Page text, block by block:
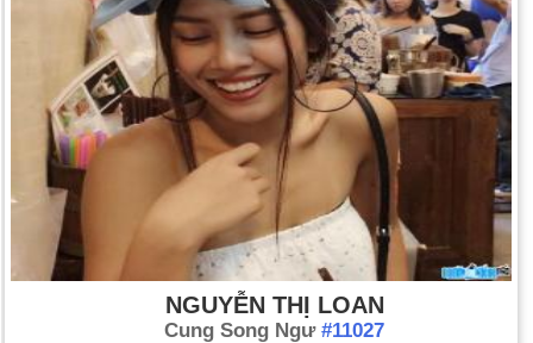
NGUYỄN THỊ LOAN
Cung Song Ngư #11027